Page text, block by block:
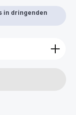
in dringenden
Wert ein